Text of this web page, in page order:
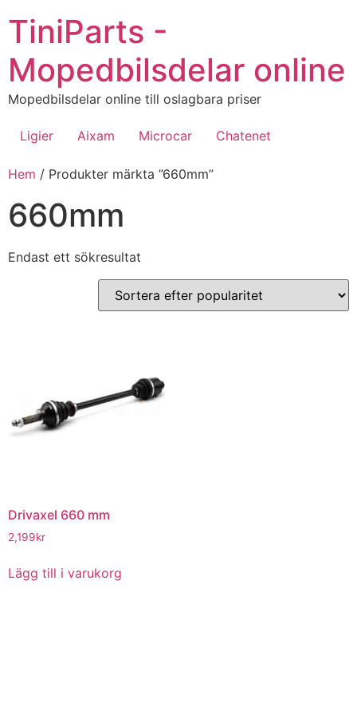
till
innehåll
TiniParts -
Mopedbilsdelar online
Mopedbilsdelar online till oslagbara priser
Ligier Aixam Microcar Chatenet
Hem / Produkter märkta ”660mm”
660mm
Endast ett sökresultat
Drivaxel 660 mm
2,199kr
Lägg till i varukorg